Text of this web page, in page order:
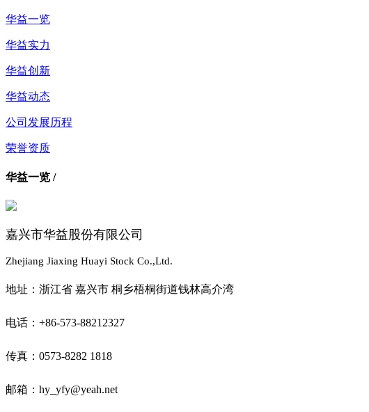
华益一览
华益实力
华益创新
华益动态
公司发展历程
荣誉资质
华益一览 /
嘉兴市华益股份有限公司
Zhejiang Jiaxing Huayi Stock Co.,Ltd.
地址：浙江省 嘉兴市 桐乡梧桐街道钱林高介湾
电话：+86-573-88212327
传真：0573-8282 1818
邮箱：hy_yfy@yeah.net